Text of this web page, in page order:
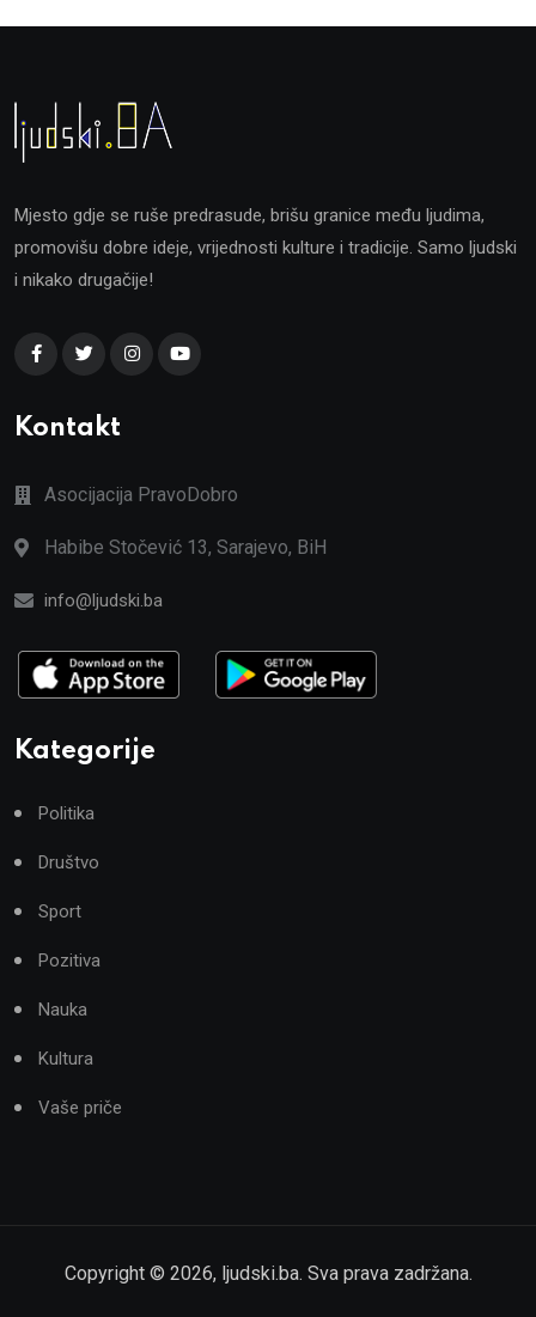
Mjesto gdje se ruše predrasude, brišu granice među ljudima,
promovišu dobre ideje, vrijednosti kulture i tradicije. Samo ljudski
i nikako drugačije!
Kontakt
Asocijacija PravoDobro
Habibe Stočević 13, Sarajevo, BiH
info@ljudski.ba
Kategorije
Politika
Društvo
Sport
Pozitiva
Nauka
Kultura
Vaše priče
Copyright © 2026, ljudski.ba. Sva prava zadržana.